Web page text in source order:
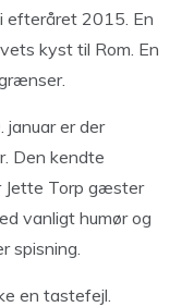
efteråret 2015. En
kyst til Rom. En
januar er der
Den kendte
Jette Torp gæster
vanligt humør og
spisning.
en tastefejl.